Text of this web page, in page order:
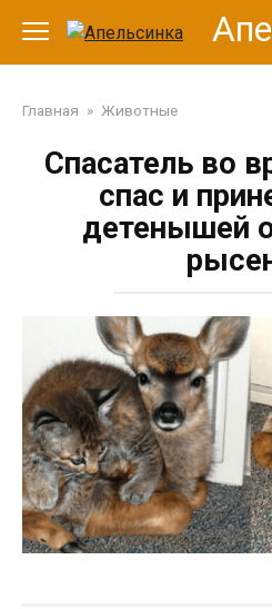
контенту
Главная » Животные
Спасатель во
спас и
детенышей